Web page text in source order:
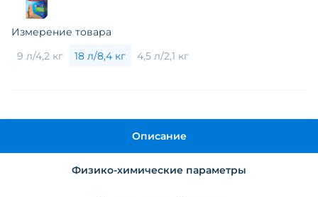
Измерение товара
9 л/4,2 кг
18 л/8,4 кг 4,5 л/2,1 кг
Описание
Физико-химические параметры